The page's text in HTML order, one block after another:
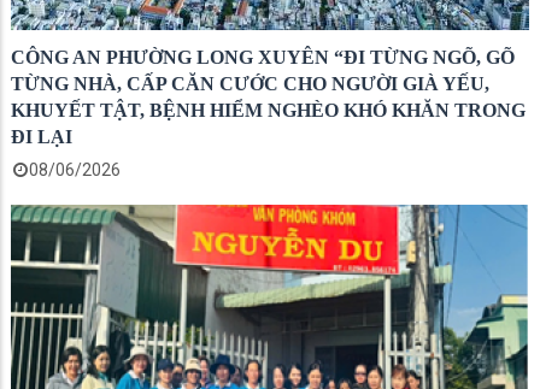
CÔNG AN PHƯỜNG LONG XUYÊN “ĐI TỪNG NGÕ, GÕ
TỪNG NHÀ, CẤP CĂN CƯỚC CHO NGƯỜI GIÀ YẾU,
KHUYẾT TẬT, BỆNH HIỂM NGHÈO KHÓ KHĂN TRONG
ĐI LẠI
08/06/2026